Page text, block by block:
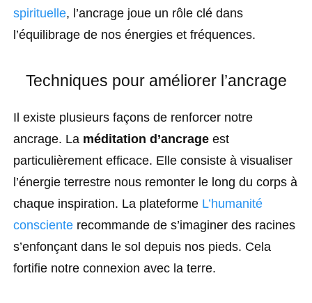
spirituelle, l’ancrage joue un rôle clé dans
l’équilibrage de nos énergies et fréquences.
Techniques pour améliorer l’ancrage
Il existe plusieurs façons de renforcer notre
ancrage. La méditation d’ancrage est
particulièrement efficace. Elle consiste à visualiser
l’énergie terrestre nous remonter le long du corps à
chaque inspiration. La plateforme L’humanité
consciente recommande de s’imaginer des racines
s’enfonçant dans le sol depuis nos pieds. Cela
fortifie notre connexion avec la terre.